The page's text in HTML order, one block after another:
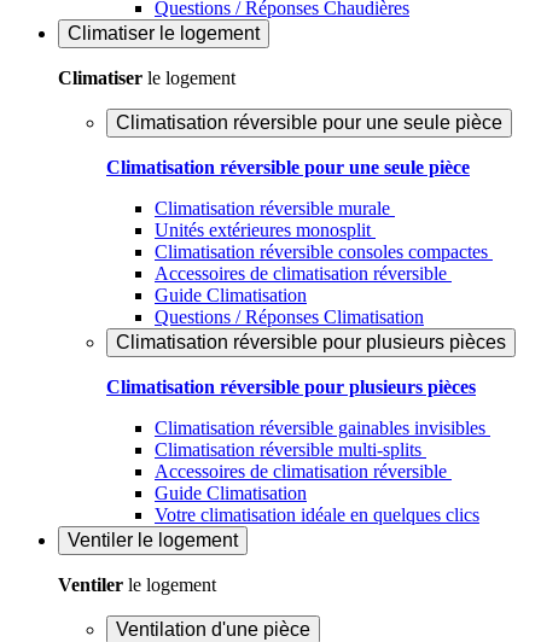
Questions / Réponses Chaudières
Climatiser le logement
Climatiser le logement
Climatisation réversible pour une seule pièce
Climatisation réversible pour une seule pièce
Climatisation réversible murale
Unités extérieures monosplit
Climatisation réversible consoles compactes
Accessoires de climatisation réversible
Guide Climatisation
Questions / Réponses Climatisation
Climatisation réversible pour plusieurs pièces
Climatisation réversible pour plusieurs pièces
Climatisation réversible gainables invisibles
Climatisation réversible multi-splits
Accessoires de climatisation réversible
Guide Climatisation
Votre climatisation idéale en quelques clics
Ventiler le logement
Ventiler le logement
Ventilation d'une pièce